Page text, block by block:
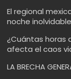
El regional
noche
¿Cuántas horas
afecta el caos
LA BRECHA